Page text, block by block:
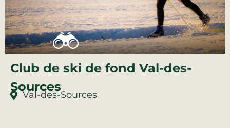
Club de ski de fond Val-des-
Sources
Val-des-Sources